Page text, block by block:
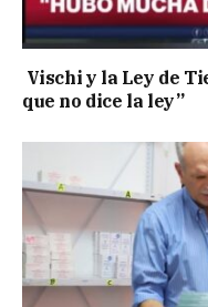
Vischi y la Ley de
que no dice la ley”